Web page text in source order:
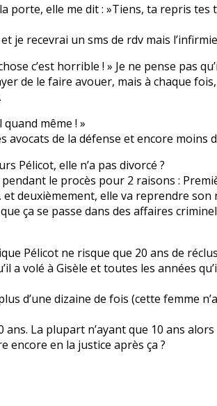
porte, elle me dit : »Tiens, ta repris tes
recevrai un sms de rdv mais
c’est horrible ! » Je ne pense pas
de le faire avouer, mais à chaque
même ! »
avocats de la défense et encore moins
Pélicot, elle n’a pas divorcé ?
le procès pour 2 raisons :
deuxièmement, elle va reprendre
ça se passe dans des affaires
Pélicot ne risque que 20 ans de
a volé à Gisèle et toutes les années
d’une dizaine de fois (cette femme
ans. La plupart n’ayant que 10 ans
encore en la justice après ça ?